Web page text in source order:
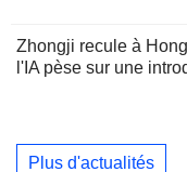
Zhongji recule à
l'IA pèse sur une
Plus d'actualités